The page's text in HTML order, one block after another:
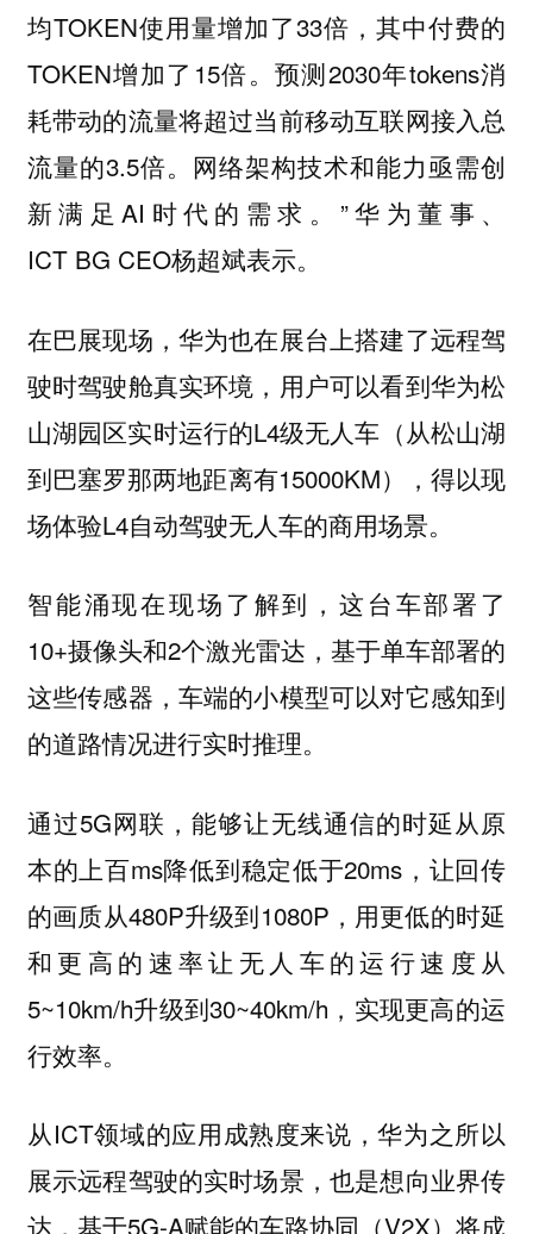
均TOKEN使用量增加了33倍，其中付费的
TOKEN增加了15倍。预测2030年tokens消
耗带动的流量将超过当前移动互联网接入总
流量的3.5倍。网络架构技术和能力亟需创
新满足AI时代的需求。”华为董事、
ICT BG CEO杨超斌表示。
在巴展现场，华为也在展台上搭建了远程驾
驶时驾驶舱真实环境，用户可以看到华为松
山湖园区实时运行的L4级无人车（从松山湖
到巴塞罗那两地距离有15000KM），得以现
场体验L4自动驾驶无人车的商用场景。
智能涌现在现场了解到，这台车部署了
10+摄像头和2个激光雷达，基于单车部署的
这些传感器，车端的小模型可以对它感知到
的道路情况进行实时推理。
通过5G网联，能够让无线通信的时延从原
本的上百ms降低到稳定低于20ms，让回传
的画质从480P升级到1080P，用更低的时延
和更高的速率让无人车的运行速度从
5~10km/h升级到30~40km/h，实现更高的运
行效率。
从ICT领域的应用成熟度来说，华为之所以
展示远程驾驶的实时场景，也是想向业界传
达，基于5G-A赋能的车路协同（V2X）将成